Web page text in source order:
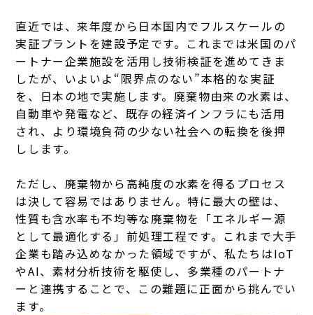
直近では、来年度から日本国内でフルスケールの
実証プラントを建設予定です。これまでは米国のパ
ートナー企業施設を活用し技術検証を進めてきま
したが、いよいよ“限界点のない”本格的な実証
を、日本の地で実施します。 廃棄物由来の水素は、
自動車や発電など、既存の経済インフラにも活用
され、より環境負荷の少ない社会への転換を後押
しします。
ただし、廃棄物から高純度の水素を得るプロセス
は決して容易ではありません。特に最大の壁は、
性質も含水率も不均等な廃棄物を「エネルギー源
として最適化する」前処理工程です。これまで大手
企業も踏み込めなかった領域ですが、私たちはIoT
やAI、素材分析技術を駆使し、多業種のパートナ
ーと連携することで、この難題に正面から挑んでい
ます。